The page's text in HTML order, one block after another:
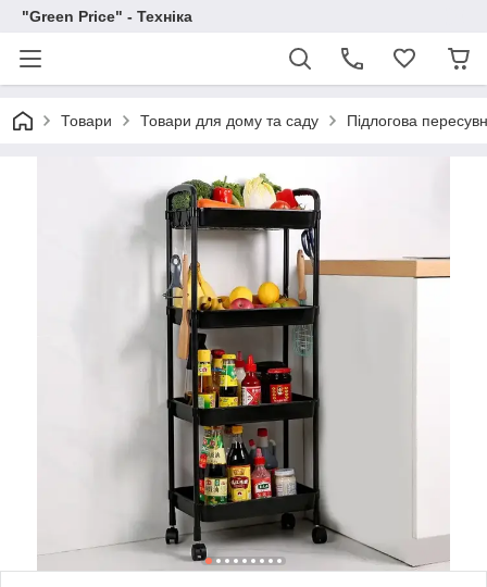
"Green Price" - Техніка
Товари Товари для дому та саду Підлогова